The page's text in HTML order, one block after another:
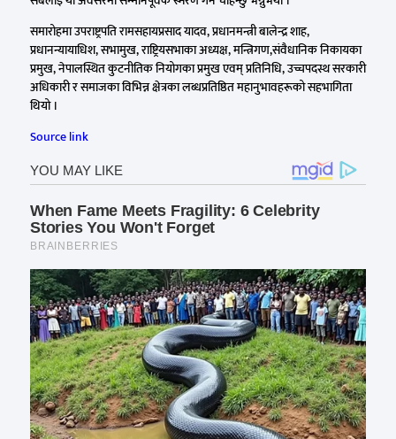
समारोहमा उपराष्ट्रपति रामसहायप्रसाद यादव, प्रधानमन्त्री बालेन्द्र शाह,
प्रधानन्यायाधिश, सभामुख, राष्ट्रियसभाका अध्यक्ष, मन्त्रिगण,संवैधानिक निकायका
प्रमुख, नेपालस्थित कुटनीतिक नियोगका प्रमुख एवम् प्रतिनिधि, उच्चपदस्थ सरकारी
अधिकारी र समाजका विभिन्न क्षेत्रका लब्धप्रतिष्ठित महानुभावहरूको सहभागिता
थियो ।
Source link